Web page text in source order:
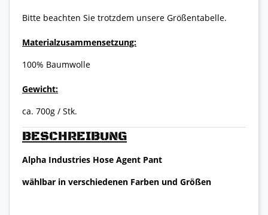
BESCHREIBUNG
Alpha Industries Hose Agent Pant
wählbar in verschiedenen Farben und Größen
Bitte beachten Sie trotzdem unsere Größentabelle.
Materialzusammensetzung:
100% Baumwolle
Gewicht:
ca. 700g / Stk.